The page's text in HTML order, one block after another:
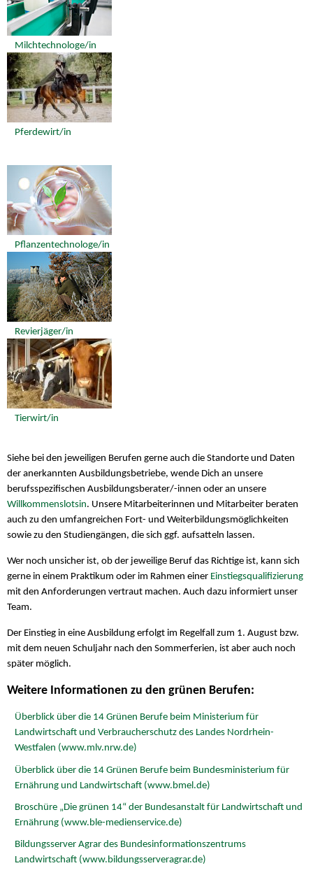
Milchtechnologe/in
Pferdewirt/in
Pflanzentechnologe/in
Revierjäger/in
Tierwirt/in
Siehe bei den jeweiligen Berufen gerne auch die Standorte und Daten
der anerkannten Ausbildungsbetriebe, wende Dich an unsere
berufsspezifischen Ausbildungsberater/-innen oder an unsere
Willkommenslotsin. Unsere Mitarbeiterinnen und Mitarbeiter beraten
auch zu den umfangreichen Fort- und Weiterbildungsmöglichkeiten
sowie zu den Studiengängen, die sich ggf. aufsatteln lassen.
Wer noch unsicher ist, ob der jeweilige Beruf das Richtige ist, kann sich
gerne in einem Praktikum oder im Rahmen einer Einstiegsqualifizierung
mit den Anforderungen vertraut machen. Auch dazu informiert unser
Team.
Der Einstieg in eine Ausbildung erfolgt im Regelfall zum 1. August bzw.
mit dem neuen Schuljahr nach den Sommerferien, ist aber auch noch
später möglich.
Weitere Informationen zu den grünen Berufen:
Überblick über die 14 Grünen Berufe beim Ministerium für
Landwirtschaft und Verbraucherschutz des Landes Nordrhein-
Westfalen (www.mlv.nrw.de)
Überblick über die 14 Grünen Berufe beim Bundesministerium für
Ernährung und Landwirtschaft (www.bmel.de)
Broschüre „Die grünen 14“ der Bundesanstalt für Landwirtschaft und
Ernährung (www.ble-medienservice.de)
Bildungsserver Agrar des Bundesinformationszentrums
Landwirtschaft (www.bildungsserveragrar.de)